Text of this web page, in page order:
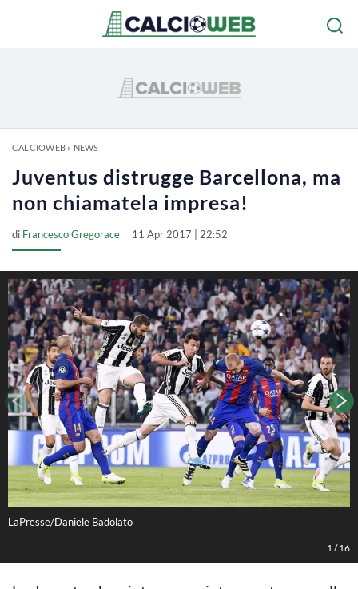
CALCIOWEB» NEWS
Juventus distrugge Barcellona, ma
non chiamatela impresa!
di Francesco Gregorace 11 Apr 2017 | 22:52
LaPresse/Daniele Badolato
1 /16